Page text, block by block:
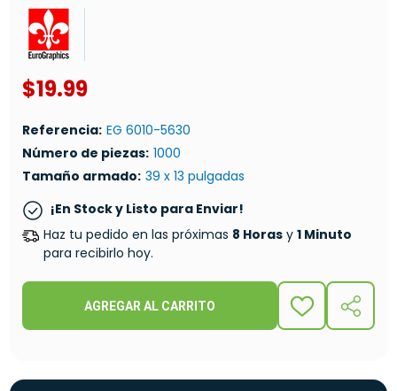
$19.99
Referencia: EG 6010-5630
Número de piezas: 1000
Tamaño armado: 39 x 13 pulgadas
¡En Stock y Listo para Enviar!
Haz tu pedido en las próximas 8 Horasy 1 Minuto
para recibirlo hoy.
AGREGAR AL CARRITO
ADD